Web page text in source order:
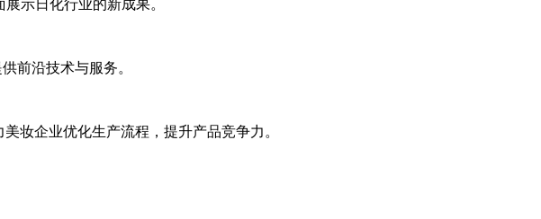
示日化行业的新成果。
前沿技术与服务。
妆企业优化生产流程，提升产品竞争力。